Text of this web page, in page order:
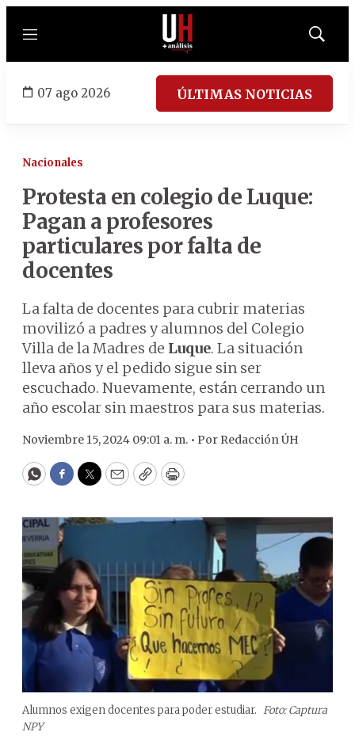
Menú
Mostrar
07 ago 2026 ÚLTIMAS NOTICIAS
Nacionales
Protesta en colegio de Luque:
Pagan a profesores
particulares por falta de
docentes
La falta de docentes para cubrir materias
movilizó a padres y alumnos del Colegio
Villa de la Madres de Luque. La situación
lleva años y el pedido sigue sin ser
escuchado. Nuevamente, están cerrando un
año escolar sin maestros para sus materias.
Noviembre 15, 2024 09:01 a. m. • Por Redacción ÚH
WhatsApp
Facebook
Twitter
EmailCopyPrint
Alumnos exigen docentes para poder estudiar. Foto: Captura
NPY